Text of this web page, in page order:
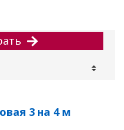
3 на 4 м